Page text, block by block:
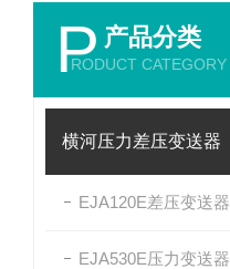
P 产品分类
RODUCT CATEGORY
横河压力差压变送器
EJA120E差压变送器
EJA530E压力变送器